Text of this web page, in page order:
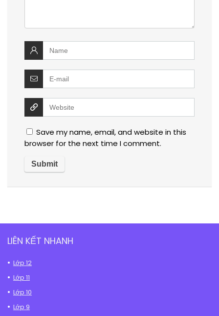
Save my name, email, and website in this
browser for the next time I comment.
LIÊN KẾT NHANH
Lớp 12
Lớp 11
Lớp 10
Lớp 9